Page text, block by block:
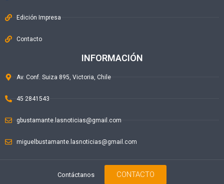
Edición Impresa
Contacto
INFORMACIÓN
Av. Conf. Suiza 895, Victoria, Chile
45 2841543
gbustamante.lasnoticias@gmail.com
miguelbustamante.lasnoticias@gmail.com
Contáctanos CONTACTO